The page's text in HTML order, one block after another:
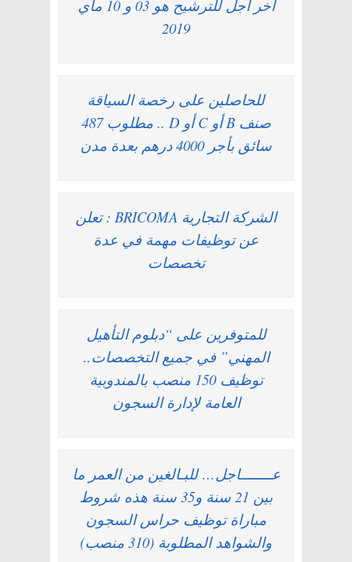
آخر أجل للترشيح هو 03 و 10 ماي
2019
للحاصلين على رخصة السياقة
صنف B أو C أو D .. مطلوب 487
سائق بأجر 4000 درهم بعدة مدن
الشركة التجارية BRICOMA : تعلن
عن توظيفات مهمة في عدة
تخصصات
للمتوفرين على “دبلوم التأهيل
المهني” في جميع التخصصات..
توظيف 150 منصب بالمندوبية
العامة لإدارة السجون
عــــــــاجل… للبـالغين من العمر ما
بين 21 سنة و35 سنة هذه شروط
مباراة توظيف حراس السجون
والشواهد المطلوبة (310 منصب)